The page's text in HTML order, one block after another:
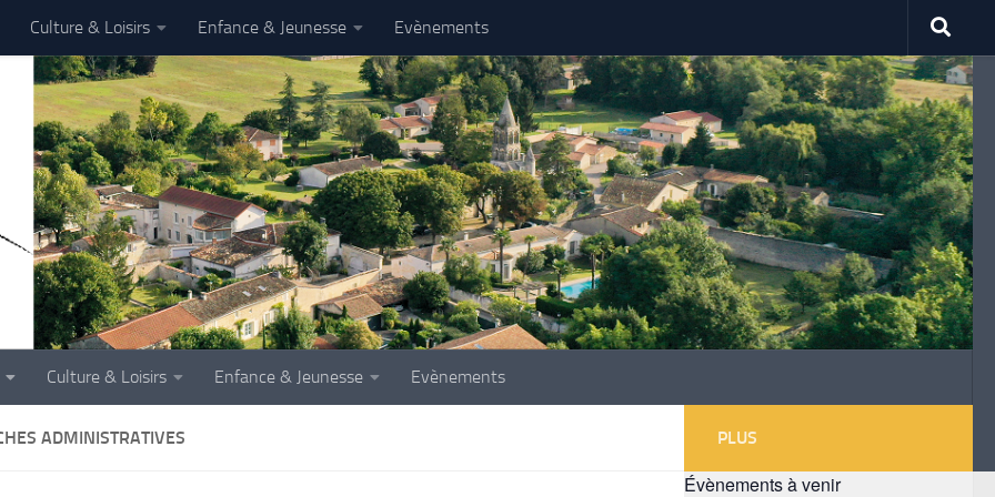
Culture & Loisirs Enfance & Jeunesse Evènements
Culture & Loisirs Enfance & Jeunesse Evènements
ADMINISTRATIVES PLUS
Évènements à venir